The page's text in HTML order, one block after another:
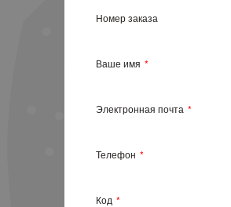
Номер заказа
Ваше имя
Электронная почта
Телефон
Код